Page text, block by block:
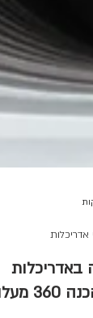
אדריכלות
באדריכלות